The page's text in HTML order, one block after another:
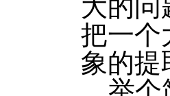
大的问
把一个
象的提